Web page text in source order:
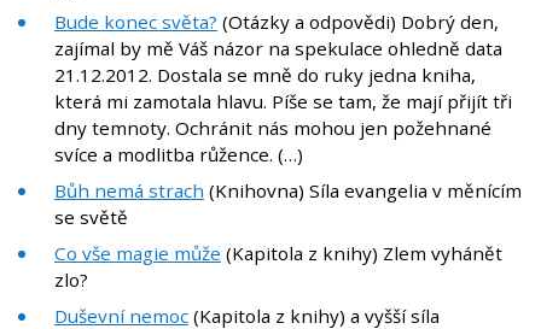
Bude konec světa? (Otázky a odpovědi) Dobrý den,
zajímal by mě Váš názor na spekulace ohledně data
21.12.2012. Dostala se mně do ruky jedna kniha,
která mi zamotala hlavu. Píše se tam, že mají přijít tři
dny temnoty. Ochránit nás mohou jen požehnané
svíce a modlitba růžence. (…)
Bůh nemá strach (Knihovna) Síla evangelia v měnícím
se světě
Co vše magie může (Kapitola z knihy) Zlem vyhánět
zlo?
Duševní nemoc (Kapitola z knihy) a vyšší síla